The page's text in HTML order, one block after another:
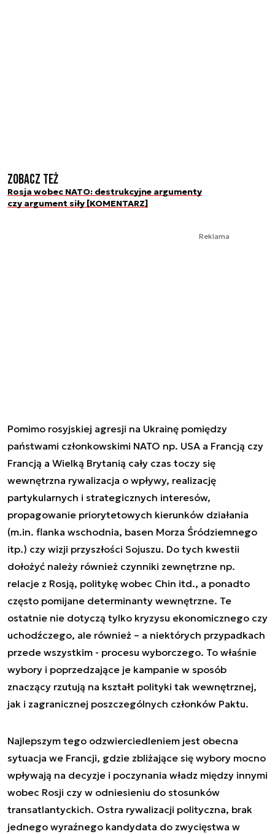
Zobacz też
Rosja wobec NATO: destrukcyjne argumenty
czy argument siły [KOMENTARZ]
Reklama
Pomimo rosyjskiej agresji na Ukrainę pomiędzy
państwami członkowskimi NATO np. USA a Francją czy
Francją a Wielką Brytanią cały czas toczy się
wewnętrzna rywalizacja o wpływy, realizację
partykularnych i strategicznych interesów,
propagowanie priorytetowych kierunków działania
(m.in. flanka wschodnia, basen Morza Śródziemnego
itp.) czy wizji przyszłości Sojuszu. Do tych kwestii
dołożyć należy również czynniki zewnętrzne np.
relacje z Rosją, politykę wobec Chin itd., a ponadto
często pomijane determinanty wewnętrzne. Te
ostatnie nie dotyczą tylko kryzysu ekonomicznego czy
uchodźczego, ale również – a niektórych przypadkach
przede wszystkim - procesu wyborczego. To właśnie
wybory i poprzedzające je kampanie w sposób
znaczący rzutują na kształt polityki tak wewnętrznej,
jak i zagranicznej poszczególnych członków Paktu.
Najlepszym tego odzwierciedleniem jest obecna
sytuacja we Francji, gdzie zbliżające się wybory mocno
wpływają na decyzje i poczynania władz między innymi
wobec Rosji czy w odniesieniu do stosunków
transatlantyckich. Ostra rywalizacji polityczna, brak
jednego wyraźnego kandydata do zwycięstwa w